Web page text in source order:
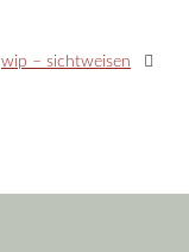
wip – sichtweisen